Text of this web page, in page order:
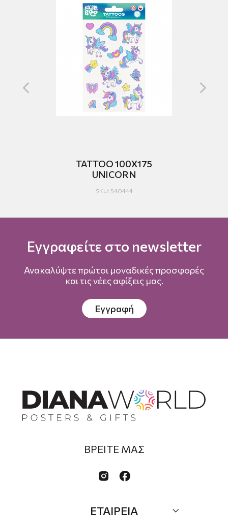
TATTOO 100Χ175
UNICORN
SKU: 540444
Εγγραφείτε στο newsletter
Ανακαλύψτε πρώτοι μοναδικές προσφορές
και τις νέες αφίξεις μας.
Εγγραφή
ΒΡΕΙΤΕ ΜΑΣ
 
ΕΤΑΙΡΕΙΑ